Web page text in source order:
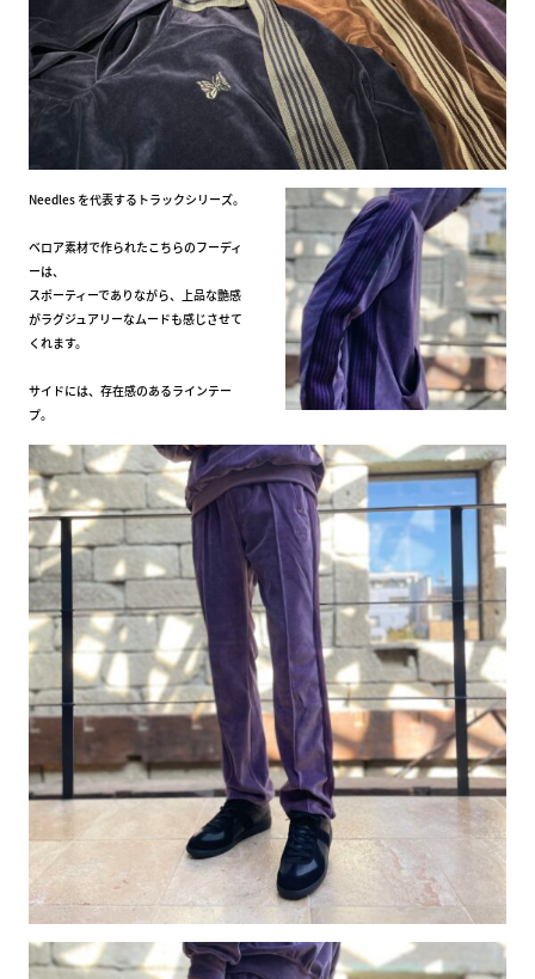
Needles を代表するトラックシリーズ。
ベロア素材で作られたこちらのフーディ
ーは、
スポーティーでありながら、上品な艶感
がラグジュアリーなムードも感じさせて
くれます。
サイドには、存在感のあるラインテー
プ。